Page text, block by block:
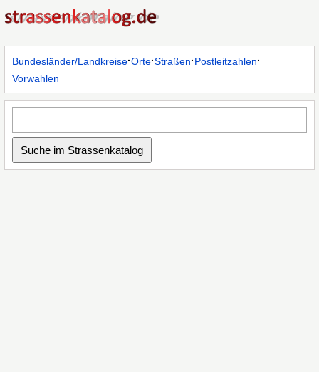
Bundesländer/Landkreise·Orte·Straßen·Postleitzahlen·
Vorwahlen